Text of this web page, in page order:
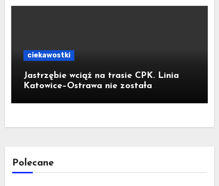
ciekawostki
Jastrzębie wciąż na trasie CPK. Linia
Katowice–Ostrawa nie została
Polecane